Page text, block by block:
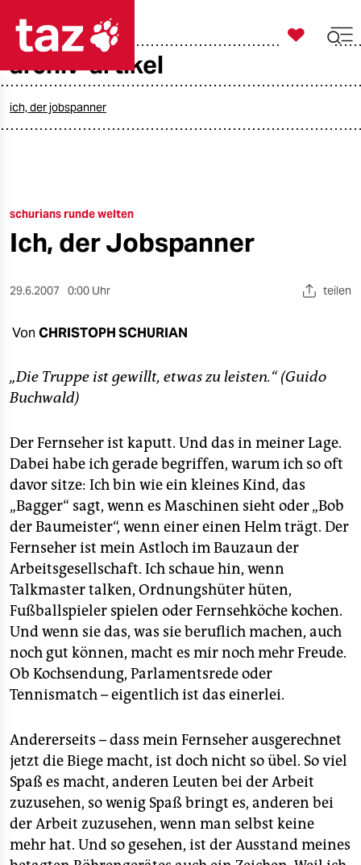
öko
gesellschaft
kultur
sport
nord
wahrheit
verlag
verlag
veranstaltungen
shop
fragen & hilfe
unterstützen
abo
genossenschaft

taz zahl ich
archiv-artikel
ich, der jobspanner
schurians runde welten
Ich, der Jobspanner
29.6.2007 0:00 Uhr teilen
Von CHRISTOPH SCHURIAN
„Die Truppe ist gewillt, etwas zu leisten.“ (Guido
Buchwald)
Der Fernseher ist kaputt. Und das in meiner Lage.
Dabei habe ich gerade begriffen, warum ich so oft
davor sitze: Ich bin wie ein kleines Kind, das
„Bagger“ sagt, wenn es Maschinen sieht oder „Bob
der Baumeister“, wenn einer einen Helm trägt. Der
Fernseher ist mein Astloch im Bauzaun der
Arbeitsgesellschaft. Ich schaue hin, wenn
Talkmaster talken, Ordnungshüter hüten,
Fußballspieler spielen oder Fernsehköche kochen.
Und wenn sie das, was sie beruflich machen, auch
noch gut können, macht es mir noch mehr Freude.
Ob Kochsendung, Parlamentsrede oder
Tennismatch – eigentlich ist das einerlei.
Andererseits – dass mein Fernseher ausgerechnet
jetzt die Biege macht, ist doch nicht so übel. So viel
Spaß es macht, anderen Leuten bei der Arbeit
zuzusehen, so wenig Spaß bringt es, anderen bei
der Arbeit zuzusehen, wenn man selbst keine
mehr hat. Und so gesehen, ist der Ausstand meines